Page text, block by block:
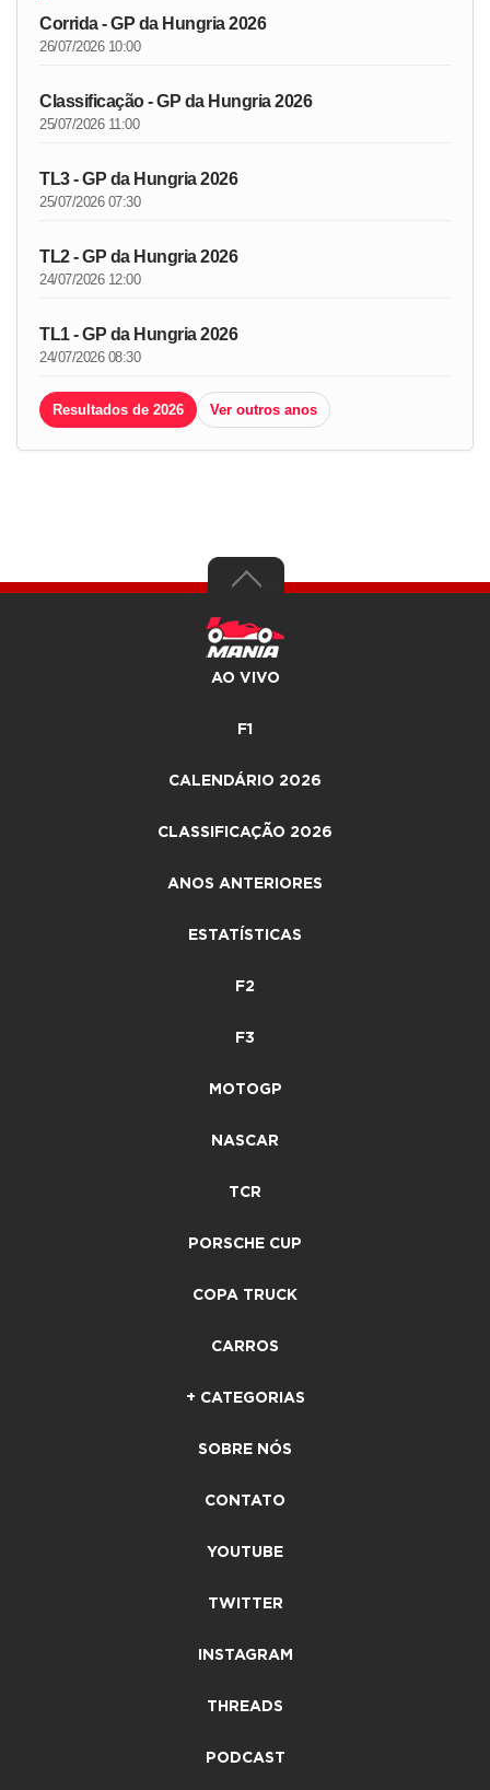
Corrida - GP da Hungria 2026
26/07/2026 10:00
Classificação - GP da Hungria 2026
25/07/2026 11:00
TL3 - GP da Hungria 2026
25/07/2026 07:30
TL2 - GP da Hungria 2026
24/07/2026 12:00
TL1 - GP da Hungria 2026
24/07/2026 08:30
Resultados de 2026 Ver outros anos
AO VIVO
F1
CALENDÁRIO 2026
CLASSIFICAÇÃO 2026
ANOS ANTERIORES
ESTATÍSTICAS
F2
F3
MOTOGP
NASCAR
TCR
PORSCHE CUP
COPA TRUCK
CARROS
+ CATEGORIAS
SOBRE NÓS
CONTATO
YOUTUBE
TWITTER
INSTAGRAM
THREADS
PODCAST